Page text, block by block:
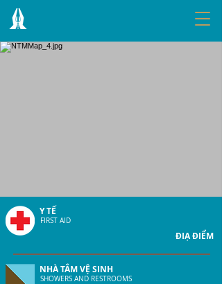
NTMMap_4.jpg
Y TẾ
FIRST AID
ĐIẠ ĐIỂM
NHÀ TẮM VỆ SINH
SHOWERS AND RESTROOMS